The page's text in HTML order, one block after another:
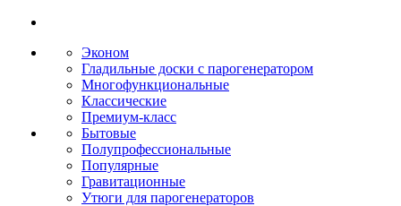
Эконом
Гладильные доски с парогенератором
Многофункциональные
Классические
Премиум-класс
Бытовые
Полупрофессиональные
Популярные
Гравитационные
Утюги для парогенераторов